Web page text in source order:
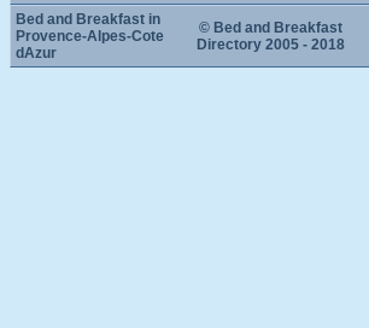
Bed and Breakfast in
Provence-Alpes-Cote
dAzur
© Bed and Breakfast
Directory 2005 - 2018